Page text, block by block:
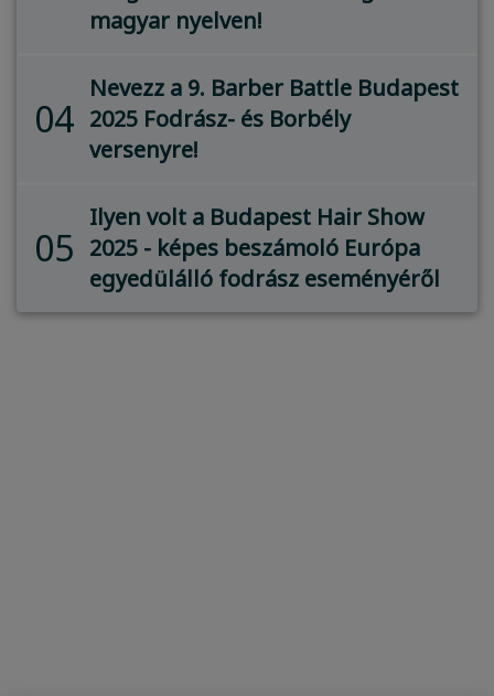
magyar nyelven!
04
Nevezz a 9. Barber Battle Budapest
2025 Fodrász- és Borbély
versenyre!
05
Ilyen volt a Budapest Hair Show
2025 - képes beszámoló Európa
egyedülálló fodrász eseményéről